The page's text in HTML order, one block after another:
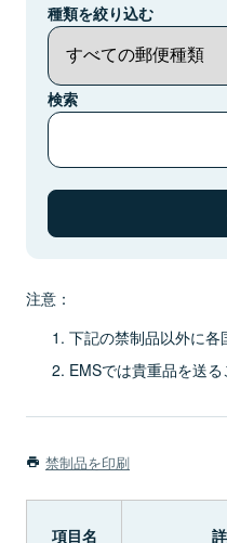
種類を絞り込む
検索
注意：
下記の禁制品以外に各
EMSでは貴重品を送る
禁制品を印刷
項目名